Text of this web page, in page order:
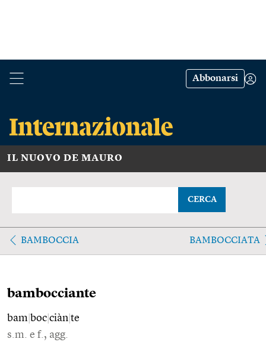
Abbonarsi
IL NUOVO DE MAURO
CERCA
BAMBOCCIA BAMBOCCIATA
bambocciante
bam boc ciàn te
s.m. e f., agg.